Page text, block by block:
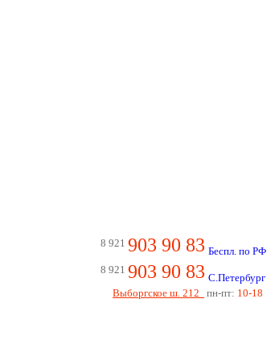
8 921 903 90 83 Беспл. по РФ
8 921 903 90 83 С.Петербург
Выборгское ш. 212
пн-пт: 10-18